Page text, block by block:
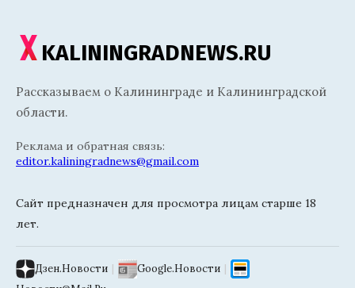
KALININGRADNEWS.RU
Рассказываем о Калининграде и Калининградской
области.
Реклама и обратная связь:
editor.kaliningradnews@gmail.com
Сайт предназначен для просмотра лицам старше 18
лет.
Дзен.Новости | Google.Новости |